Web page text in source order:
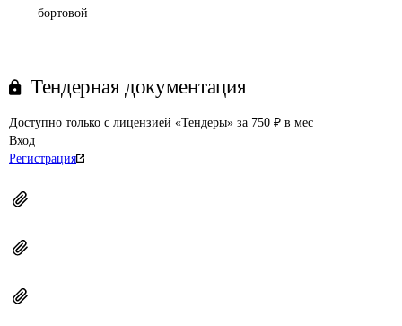
бортовой
Тендерная документация
Доступно только с лицензией «Тендеры» за 750 ₽ в мес
Вход
Регистрация